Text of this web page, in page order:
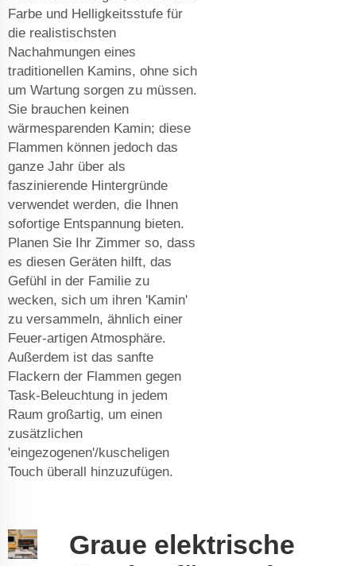
Farbe und Helligkeitsstufe für
die realistischsten
Nachahmungen eines
traditionellen Kamins, ohne sich
um Wartung sorgen zu müssen.
Sie brauchen keinen
wärmesparenden Kamin; diese
Flammen können jedoch das
ganze Jahr über als
faszinierende Hintergründe
verwendet werden, die Ihnen
sofortige Entspannung bieten.
Planen Sie Ihr Zimmer so, dass
es diesen Geräten hilft, das
Gefühl in der Familie zu
wecken, sich um ihren 'Kamin'
zu versammeln, ähnlich einer
Feuer-artigen Atmosphäre.
Außerdem ist das sanfte
Flackern der Flammen gegen
Task-Beleuchtung in jedem
Raum großartig, um einen
zusätzlichen
'eingezogenen'/kuscheligen
Touch überall hinzuzufügen.
Graue elektrische